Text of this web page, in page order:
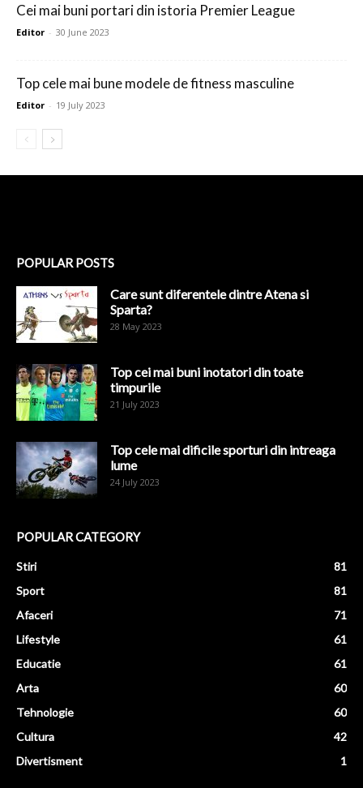
Cei mai buni portari din istoria Premier League
Editor - 30 June 2023
Top cele mai bune modele de fitness masculine
Editor - 19 July 2023
POPULAR POSTS
Care sunt diferentele dintre Atena si
Sparta?
28 May 2023
Top cei mai buni inotatori din toate
timpurile
21 July 2023
Top cele mai dificile sporturi din intreaga
lume
24 July 2023
POPULAR CATEGORY
Stiri
81
Sport
81
Afaceri
71
Lifestyle
61
Educatie
61
Arta
60
Tehnologie
60
Cultura
42
Divertisment
1